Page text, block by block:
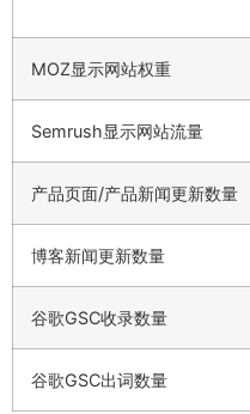
MOZ显示网站权重
Semrush显示网站流量
产品页面/产品新闻更新数量
博客新闻更新数量
谷歌GSC收录数量
谷歌GSC出词数量